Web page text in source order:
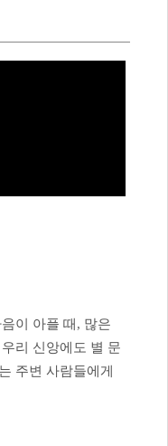
이 아플 때, 많은
리 신앙에도 별 문
주변 사람들에게